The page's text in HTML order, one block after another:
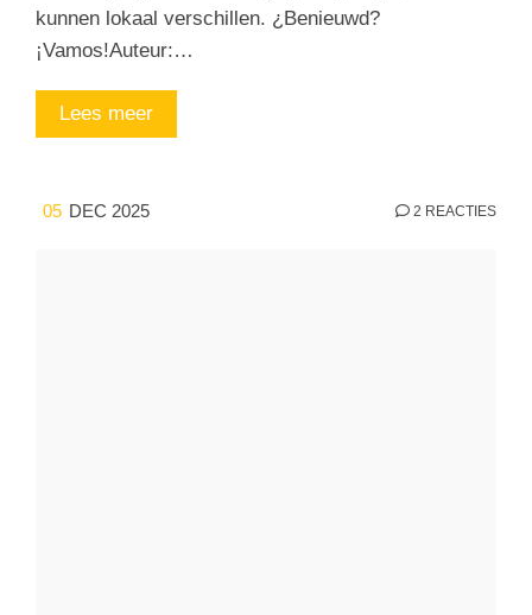
kunnen lokaal verschillen. ¿Benieuwd?
¡Vamos!Auteur:…
Lees meer
05 DEC 2025 2 REACTIES